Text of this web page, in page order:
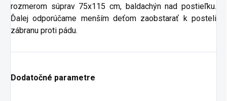
rozmerom súprav 75x115 cm, baldachýn nad postieľku.
Ďalej odporúčame menším deťom zaobstarať k posteli
zábranu proti pádu.
Dodatočné parametre